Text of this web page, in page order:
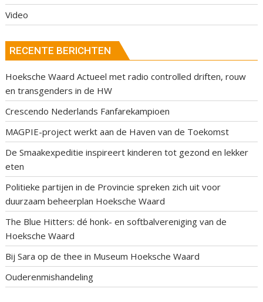
Video
RECENTE BERICHTEN
Hoeksche Waard Actueel met radio controlled driften, rouw
en transgenders in de HW
Crescendo Nederlands Fanfarekampioen
MAGPIE-project werkt aan de Haven van de Toekomst
De Smaakexpeditie inspireert kinderen tot gezond en lekker
eten
Politieke partijen in de Provincie spreken zich uit voor
duurzaam beheerplan Hoeksche Waard
The Blue Hitters: dé honk- en softbalvereniging van de
Hoeksche Waard
Bij Sara op de thee in Museum Hoeksche Waard
Ouderenmishandeling